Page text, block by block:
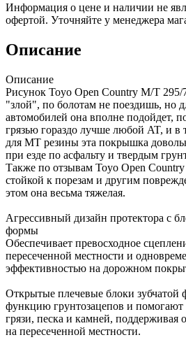
Информация о цене и наличии не
офертой. Уточняйте у менеджера
Описание
Описание
Рисунок Toyo Open Country M/T
"злой", по болотам не поездишь, но
автомобилей она вполне подойдет,
грязью гораздо лучше любой AT, и в
для MT резины эта покрышка
при езде по асфальту и твердым
Также по отзывам Toyo Open Country
стойкой к порезам и другим
этом она весьма тяжелая.
Агрессивный дизайн протектора с
формы
Обеспечивает превосходное
пересеченной местности и
эффективностью на дорожном
Открытые плечевые блоки
функцию грунтозацепов и
грязи, песка и камней, поддерживая
на пересеченной местности.